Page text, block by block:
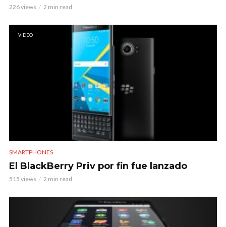
226 views 2 min read
VIDEO
SMARTPHONES
El BlackBerry Priv por fin fue lanzado
515 views 2 min read